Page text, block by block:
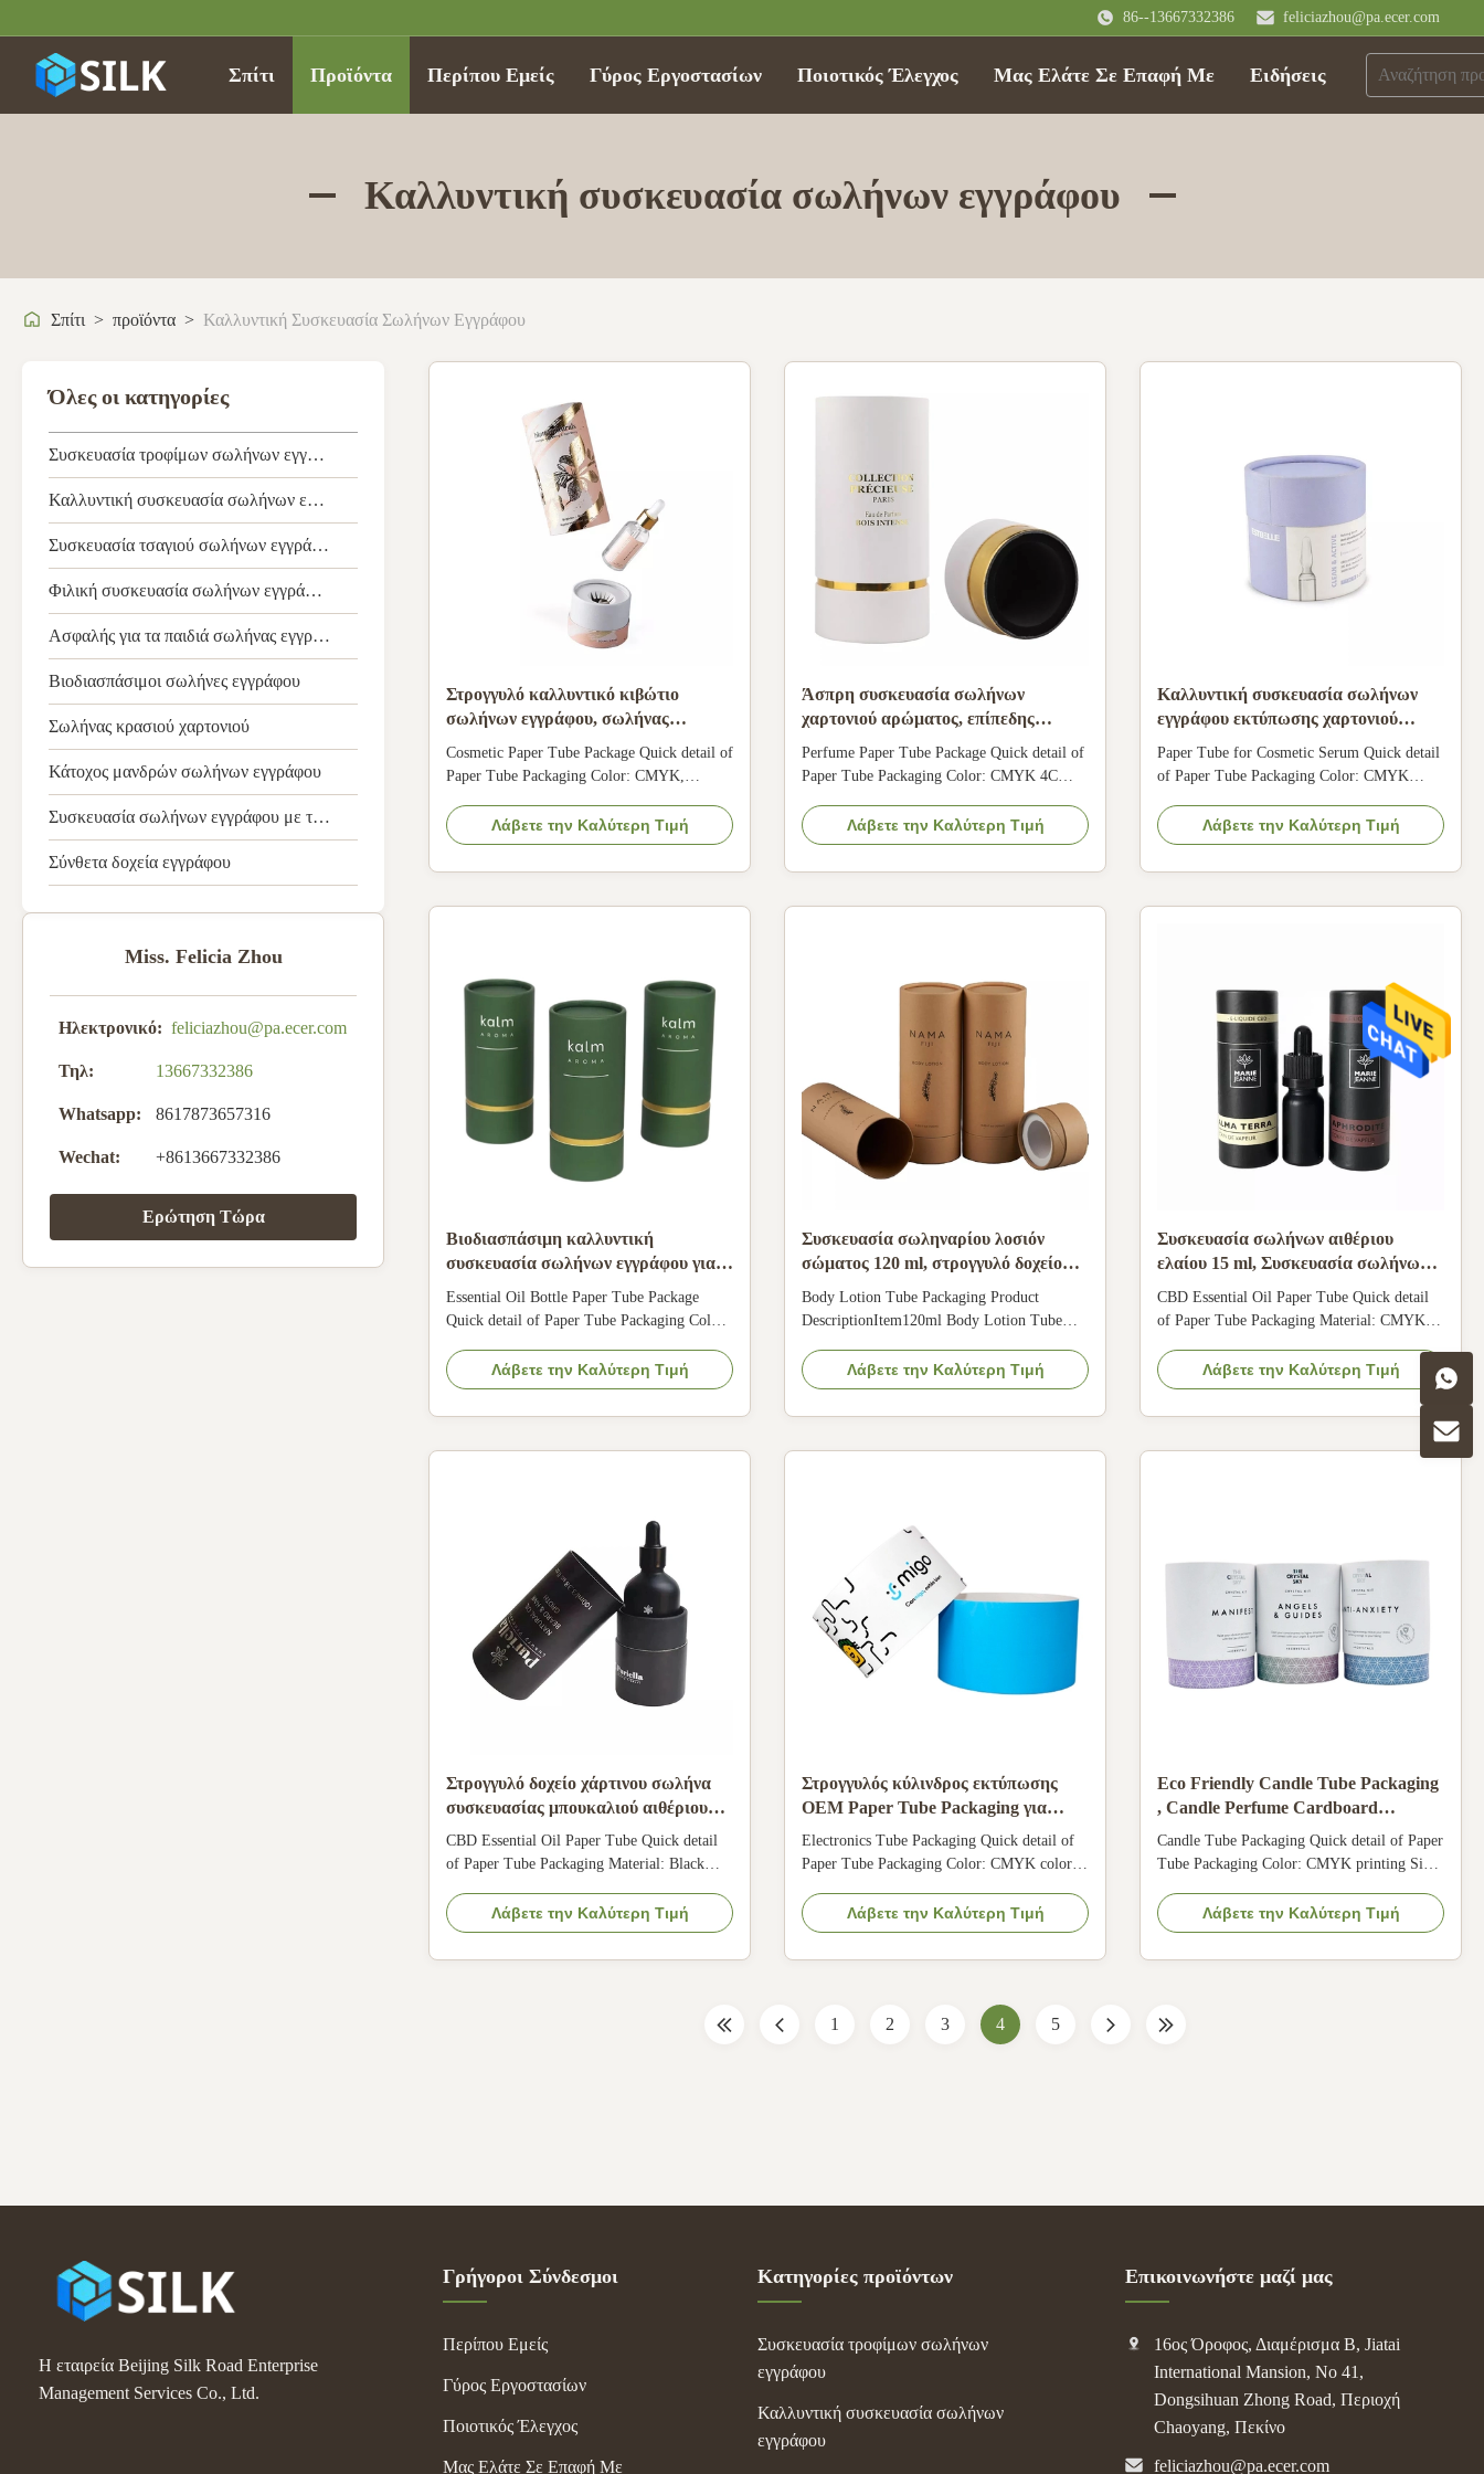
86--13667332386 feliciazhou@pa.ecer.com
Σπίτι Προϊόντα Περίπου Εμείς Γύρος Εργοστασίων Ποιοτικός Έλεγχος Μας Ελάτε Σε Επαφή Με Ειδήσεις
Καλλυντική συσκευασία σωλήνων εγγράφου
Σπίτι > προϊόντα > Καλλυντική Συσκευασία Σωλήνων Εγγράφου
Όλες οι κατηγορίες
Συσκευασία τροφίμων σωλήνων εγγράφου
Καλλυντική συσκευασία σωλήνων εγγράφου
Συσκευασία τσαγιού σωλήνων εγγράφου
Φιλική συσκευασία σωλήνων εγγράφου Eco
Ασφαλής για τα παιδιά σωλήνας εγγράφου
Βιοδιασπάσιμοι σωλήνες εγγράφου
Σωλήνας κρασιού χαρτονιού
Κάτοχος μανδρών σωλήνων εγγράφου
Συσκευασία σωλήνων εγγράφου με το παράθυρο
Σύνθετα δοχεία εγγράφου
Miss. Felicia Zhou
Ηλεκτρονικό: feliciazhou@pa.ecer.com
Τηλ: 13667332386
Whatsapp: 8617873657316
Wechat: +8613667332386
Ερώτηση Τώρα
Στρογγυλό καλλυντικό κιβώτιο
σωλήνων εγγράφου, σωλήνας
εγγράφου αρώματος ουσιαστικού
πετρελαίου με το ένθετο
Cosmetic Paper Tube Package Quick detail of
Paper Tube Packaging Color: CMYK,
Essential oil, perfume, candle, etc Surface
finishing: Gold stamping Feature: Recyclable,
Biodegradable, Environmentally friendly, etc
Λάβετε την Καλύτερη Τιμή
Άσπρη συσκευασία σωλήνων
χαρτονιού αρώματος, επίπεδης
κορυφής καλλυντικό κιβώτιο
σωλήνων
Perfume Paper Tube Package Quick detail of
Paper Tube Packaging Color: CMYK 4C
Essential oil, perfume, candle, etc Surface
finishing: Bronzing Feature: Recyclable,
Biodegradable, Environmentally friendly, etc
Λάβετε την Καλύτερη Τιμή
Καλλυντική συσκευασία σωλήνων
εγγράφου εκτύπωσης χαρτονιού
CMYK συνήθειας για τον καλλυντικό
ορό
Paper Tube for Cosmetic Serum Quick detail
of Paper Tube Packaging Color: CMYK
Application: Beauty products, cosmetic
serum, candle, etc Surface finishing: Do
matte lamination Feature: Recyclable,
Λάβετε την Καλύτερη Τιμή
Βιοδιασπάσιμη καλλυντική
συσκευασία σωλήνων εγγράφου για
το μπουκάλι ουσιαστικού πετρελαίου
Essential Oil Bottle Paper Tube Package
Quick detail of Paper Tube Packaging Color:
Logo Shape: Round Application: Essential oil
perfume, candle, etc Surface finishing: Do
matte lamination Feature: Recyclable,
Λάβετε την Καλύτερη Τιμή
Συσκευασία σωληναρίου λοσιόν
σώματος 120 ml, στρογγυλό δοχείο
από ανακυκλωμένο χαρτί για
περιποίηση δέρματος
Body Lotion Tube Packaging Product
DescriptionItem120ml Body Lotion Tube
for Skin CareOriginBeijing,
ChinaApplicationCosmetic, Beauty, Skin
care, etcBrandCustomizationQuality100%
Λάβετε την Καλύτερη Τιμή
Συσκευασία σωλήνων αιθέριου
ελαίου 15 ml, Συσκευασία σωλήνων
από χαρτί καλλυντικών 30 ml
CBD Essential Oil Paper Tube Quick detail
of Paper Tube Packaging Material: CMYK
128gsm, 157gsm, 200gsm, 230gsm, 250gsm,
etc. Printing process: Hot stamping, UV
coating, etc Logo: Customization Usage:
Λάβετε την Καλύτερη Τιμή
Στρογγυλό δοχείο χάρτινου σωλήνα
συσκευασίας μπουκαλιού αιθέριου
ελαίου 100 ml για καλλυντικά
CBD Essential Oil Paper Tube Quick detail
of Paper Tube Packaging Material: Black
128gsm, 157gsm, 200gsm, 230gsm, 250gsm,
etc. Printing process: Silver foiling, etc
Logo: Accept client's design Usage: Cosmetic
Λάβετε την Καλύτερη Τιμή
Στρογγυλός κύλινδρος εκτύπωσης
OEM Paper Tube Packaging για
ηλεκτρονικά αξεσουάρ
Electronics Tube Packaging Quick detail of
Paper Tube Packaging Color: CMYK color
Accept customer's Logo Shape: Round
Cylinder Use For: Electronics, Cosmetics etc
Surface finishing: Matte Lamination, etc
Λάβετε την Καλύτερη Τιμή
Eco Friendly Candle Tube Packaging
, Candle Perfume Cardboard
Cylinder Tube
Candle Tube Packaging Quick detail of Paper
Tube Packaging Color: CMYK printing Size:
Logo Shape: Round Use For: Candle,
Cosmetics etc Surface finishing: Matte
Lamination and silver stamping Feature:
Λάβετε την Καλύτερη Τιμή
1 2 3 4 5
Η εταιρεία Beijing Silk Road Enterprise
Management Services Co., Ltd.
Γρήγοροι Σύνδεσμοι
Περίπου Εμείς
Γύρος Εργοστασίων
Ποιοτικός Έλεγχος
Μας Ελάτε Σε Επαφή Με
Κατηγορίες προϊόντων
Συσκευασία τροφίμων σωλήνων
εγγράφου
Καλλυντική συσκευασία σωλήνων
εγγράφου
Επικοινωνήστε μαζί μας
16ος Όροφος, Διαμέρισμα Β, Jiatai
International Mansion, No 41,
Dongsihuan Zhong Road, Περιοχή
Chaoyang, Πεκίνο
feliciazhou@pa.ecer.com